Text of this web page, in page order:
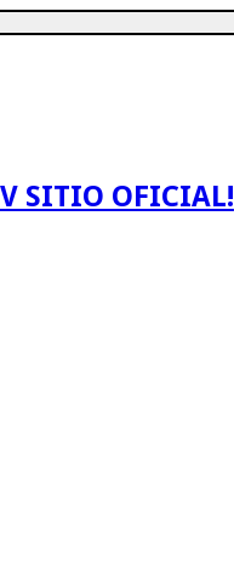
SITIO OFICIAL!